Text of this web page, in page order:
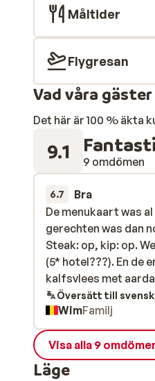
Måltider
Flygresan
Vad våra
Det här är 100 % äkta
9.1 9 omdömen
6.7 Bra
De menukaart was
gerechten was dan
Steak: op, kip: op.
(5* hotel???). En de
kalfsvlees met
dag polenta met
geen variatie!
De menukaart was
gerechten was dan
Steak: op, kip: op.
(5* hotel???). En de
kalfsvlees met
Översätt till
WimFamilj
Visa alla 9
Läge